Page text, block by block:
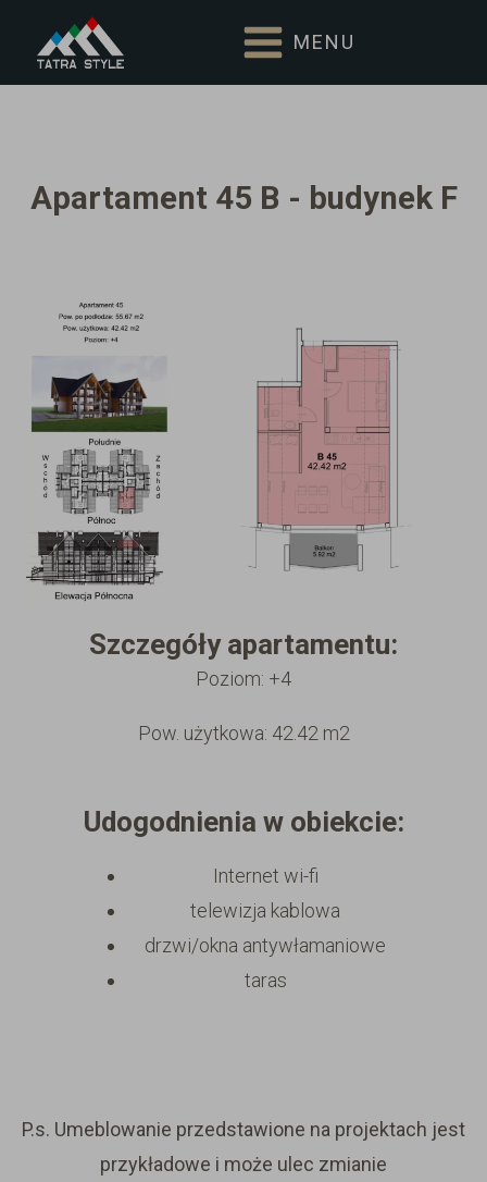
MENU
Apartament 45 B - budynek F
Szczegóły apartamentu:
Poziom: +4
Pow. użytkowa: 42.42 m2
Udogodnienia w obiekcie:
Internet wi-fi
telewizja kablowa
drzwi/okna antywłamaniowe
taras
P.s. Umeblowanie przedstawione na projektach jest
przykładowe i może ulec zmianie